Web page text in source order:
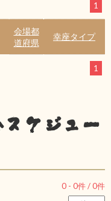
1
会場都
道府県
幸座タイプ
1
ケジュー
0 - 0件 /0件